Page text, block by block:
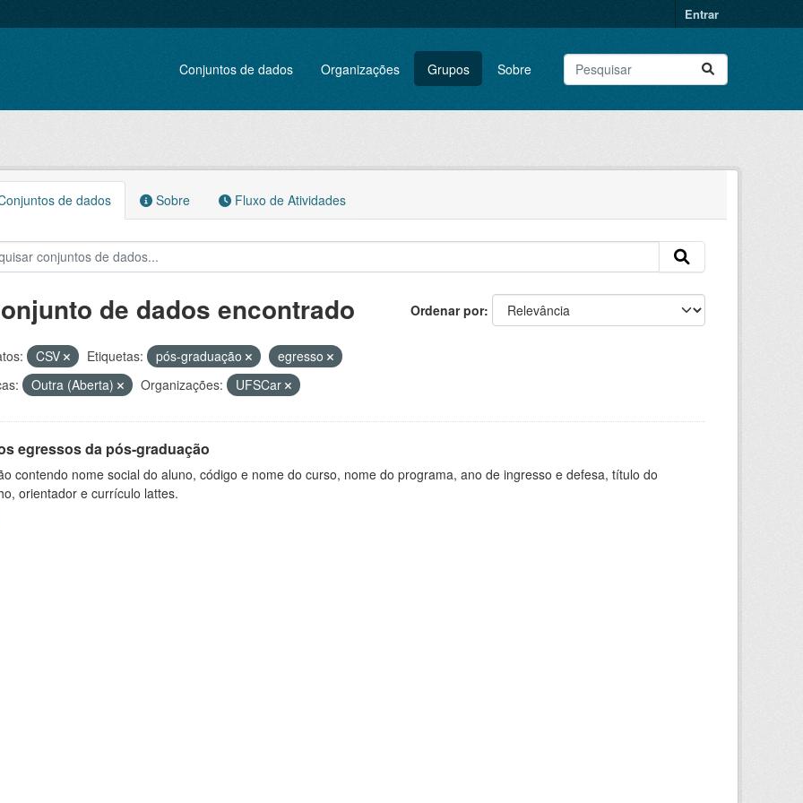
Entrar
Conjuntos de dados Organizações Grupos Sobre
de dados Sobre Fluxo de Atividades
Ordenar por
de dados encontrado
CSV Etiquetas: pós-graduação
egresso
Outra (Aberta) Organizações: UFSCar
egressos da pós-graduação
contendo nome social do aluno, código e nome do curso, nome do programa, ano de ingresso e defesa, título do
orientador e currículo lattes.